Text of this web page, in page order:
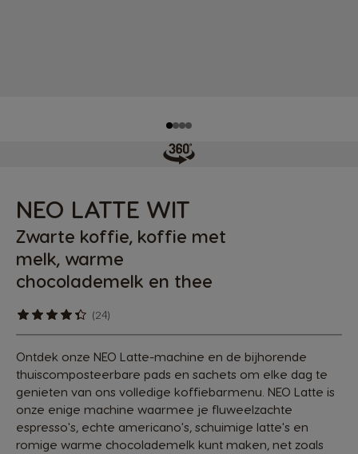
NEO LATTE WIT
Zwarte koffie, koffie met
melk, warme
chocolademelk en thee
(24)
Ontdek onze NEO Latte-machine en de bijhorende
thuiscomposteerbare pads en sachets om elke dag te
genieten van ons volledige koffiebarmenu. NEO Latte is
onze enige machine waarmee je fluweelzachte
espresso's, echte americano's, schuimige latte's en
romige warme chocolademelk kunt maken, net zoals